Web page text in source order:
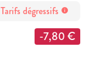
-7,80 €
Tarifs dégressifs info